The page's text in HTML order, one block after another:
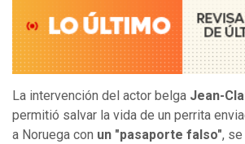
La intervención del actor belga Jean-
permitió salvar la vida de un perrita
a Noruega con un "pasaporte falso",